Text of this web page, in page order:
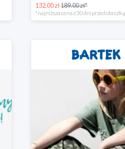
132.00 zł189.00 zł*
*najniższa cena z 30 dni przed obniżką